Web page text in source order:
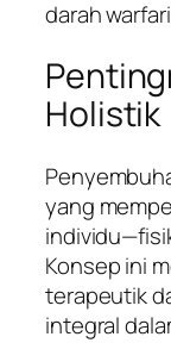
darah
Holistik
yang
Konsep ini
terapeutik
integral